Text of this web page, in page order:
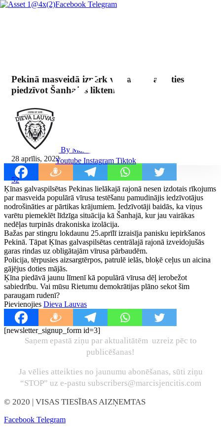
Facebook Telegram
Youtube Instagram Tiktok
Pekinā masveidā izpērk veikalus, baidoties
piedzīvot Šanhajas likteni
By Mārcis Jencītis
28 aprīlis, 2022
52
Ķīnas galvaspilsētas Pekinas lielākajā rajonā nesen izdotais rīkojums
par masveida populārā vīrusa testēšanu pamudinājis iedzīvotājus
nodrošināties ar pārtikas krājumiem. Iedzīvotāji baidās, ka viņus
varētu piemeklēt līdzīga situācija kā Šanhajā, kur jau vairākas
nedēļas turpinās drakoniska izolācija.
Bažas par stingru lokdaunu 25.aprīlī izraisīja panisku iepirkšanos
Pekinā. Tāpat Ķīnas galvaspilsētas centrālajā rajonā izveidojušās
garas rindas uz obligātajām vīrusa pārbaudēm.
Policija, tērpusies aizsargtērpos, patrulē ielās, bloķē ceļus un aicina
gājējus doties mājās.
Ķīna piedāvā jaunu līmenī kā populārā vīrusa dēļ ierobežot
sabiedrību. Vai mūsu Rietumu demokrātijas plāno sekot šim
paraugam rudenī?
Pievienojies Dieva Lauvas
[newsletter_signup_form id=3]
Saņem epastā ziņu par aktualitātēm uzreiz pēc to
publicēšanas!
Ja vēlies atteikties no jaunumu abonēšanas, sūti ziņu
“STOP” uz e-pastu subscribers@marcisjencitis.com
© 2020 | VISAS TIESĪBAS AIZŅEMTAS
Facebook Telegram